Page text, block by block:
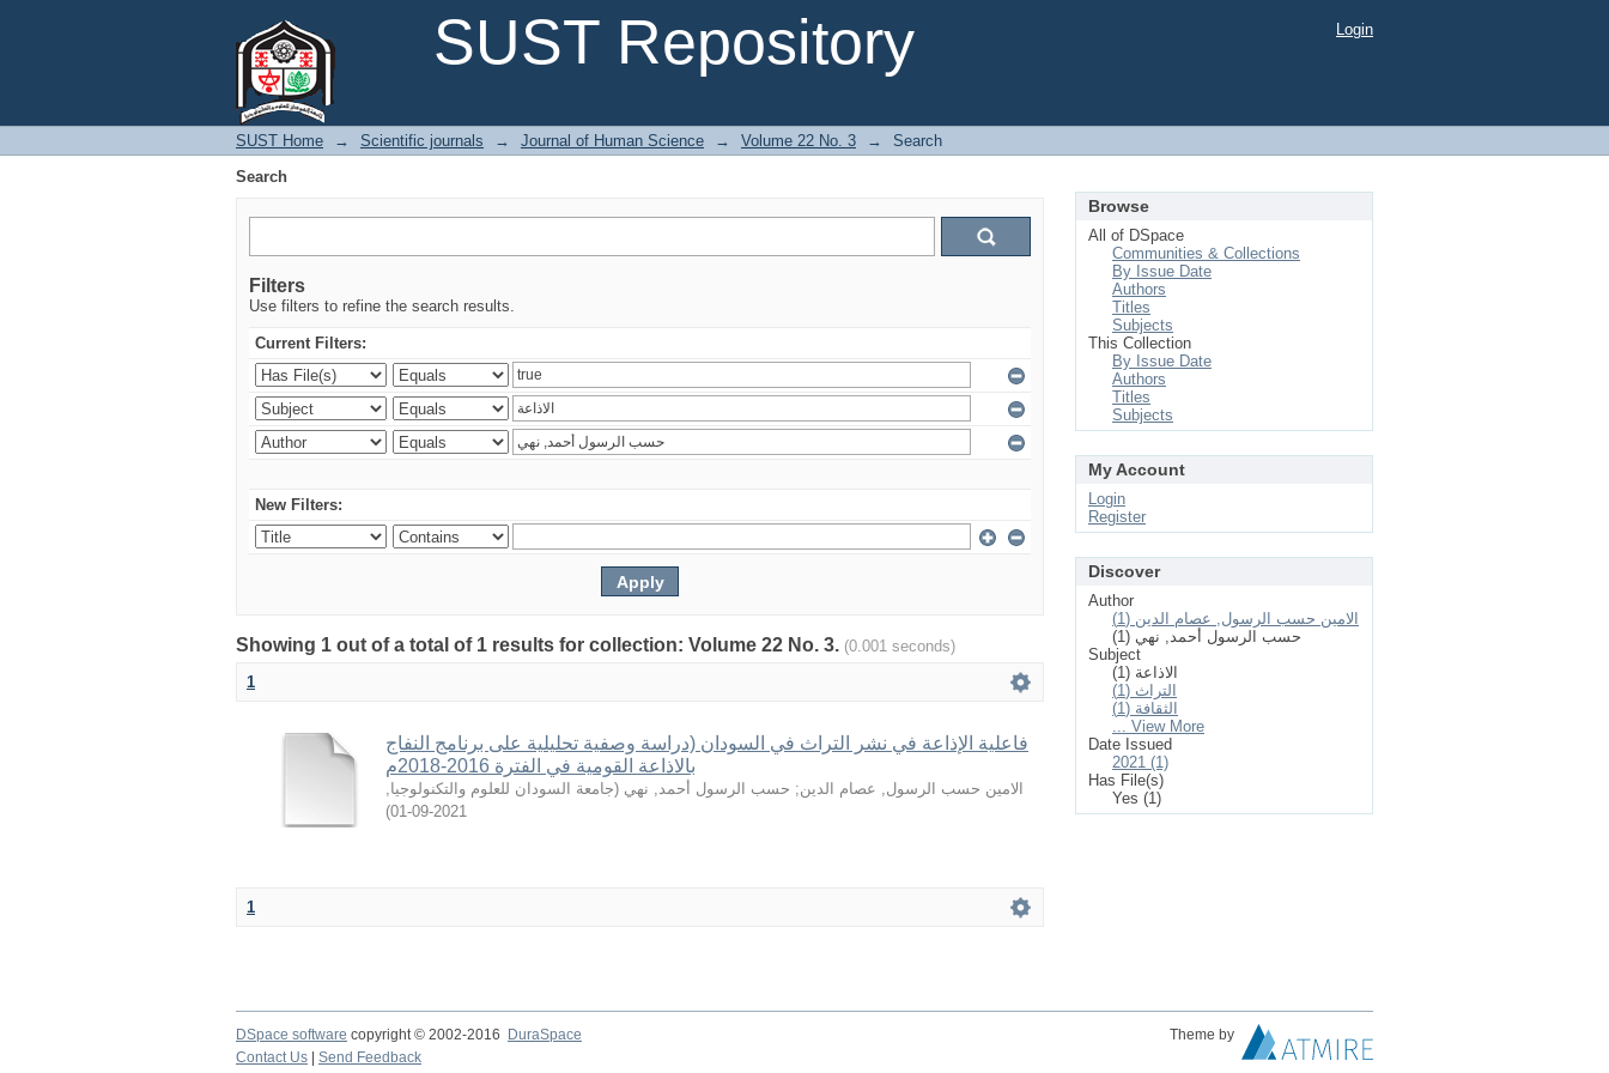
SUST Repository
Login
SUST Home → Scientific journals → Journal of Human Science → Volume 22 No. 3 →
Search
Search
Filters
Use filters to refine the search results.
Current Filters:
New Filters:
Showing 1 out of a total of 1 results for collection: Volume 22 No. 3. (0.001 seconds)
1
فاعلية الإذاعة في نشر التراث في السودان (دراسة وصفية تحليلية على برنامج النفاج
بالاذاعة القومية في الفترة 2016-2018م
الامين حسب الرسول, عصام الدين; حسب الرسول أحمد, نهي (جامعة السودان للعلوم والتكنولوجيا,
2021-09-01
)
1
Browse
All of DSpace
Communities & Collections
By Issue Date
Authors
Titles
Subjects
This Collection
By Issue Date
Authors
Titles
Subjects
My Account
Login
Register
Discover
Author
الامين حسب الرسول, عصام الدين (1)
حسب الرسول أحمد, نهي (1)
Subject
الاذاعة (1)
التراث (1)
الثقافة (1)
... View More
Date Issued
2021 (1)
Has File(s)
Yes (1)
DSpace software copyright © 2002-2016 DuraSpace
Theme by
Contact Us
Send Feedback